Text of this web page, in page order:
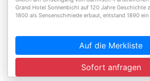
Grand Hotel Sonnenbichl auf 120 Jahre Geschichte
1800 als Sensenschmiede erbaut, entstand 1890
Auf die Merkliste
Sofort anfragen